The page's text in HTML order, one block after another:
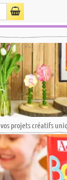
projets créatifs